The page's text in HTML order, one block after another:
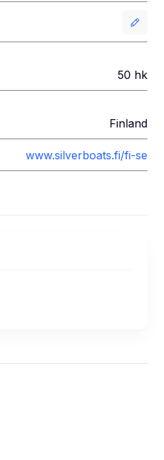
50 hk
Finland
www.silverboats.fi/fi-se